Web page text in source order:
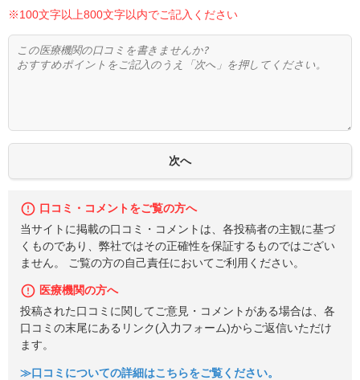
※100文字以上800文字以内でご記入ください
口コミ・コメントをご覧の方へ
当サイトに掲載の口コミ・コメントは、各投稿者の主観に基づ
くものであり、弊社ではその正確性を保証するものではござい
ません。 ご覧の方の自己責任においてご利用ください。
医療機関の方へ
投稿された口コミに関してご意見・コメントがある場合は、各
口コミの末尾にあるリンク(入力フォーム)からご返信いただけ
ます。
≫口コミについての詳細はこちらをご覧ください。